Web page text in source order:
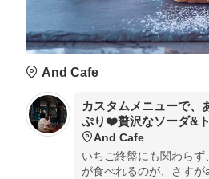
And Cafe
カスタムメニューで、
ぷり❤️贅沢なソーダ&
And Cafe
いちご終盤にも関わら
が食べれるのが、さす